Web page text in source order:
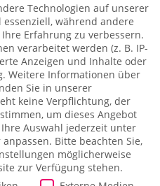
American
Karte mit
27. September 2018 |
Platinum Karte
Technologien auf unserer
während andere
Erfahrung zu verbessern.
verarbeitet werden (z. B. IP-
Anzeigen und Inhalte oder
Weitere Informationen über
Sie in unserer
keine Verpflichtung, der
um dieses Angebot
Auswahl jederzeit unter
Bitte beachten Sie,
möglicherweise
zur Verfügung stehen.